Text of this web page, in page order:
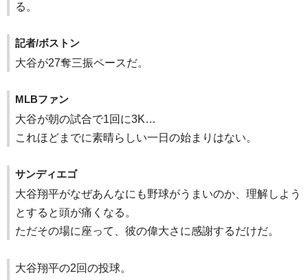
る。
記者/ボストン
大谷が27奪三振ペースだ。
MLBファン
大谷が朝の試合で1回に3K…
これほどまでに素晴らしい一日の始まりはない。
サンディエゴ
大谷翔平がなぜあんなにも野球がうまいのか、理解しよう
とすると頭が痛くなる。
ただその場に座って、彼の偉大さに感謝するだけだ。
大谷翔平の2回の投球。